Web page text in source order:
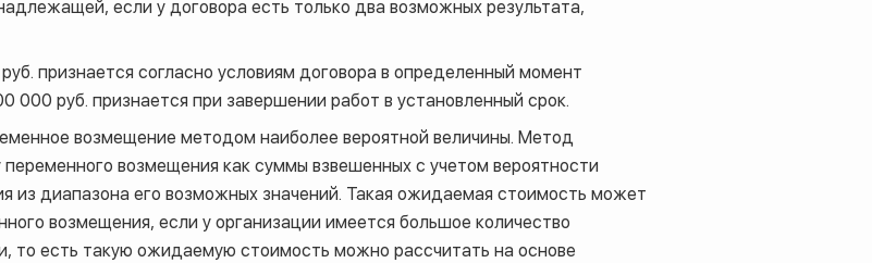
если у договора есть только два возможных результата,
признается согласно условиям договора в определенный момент
000 руб. признается при завершении работ в установленный срок.
возмещение методом наиболее вероятной величины. Метод
возмещения как суммы взвешенных с учетом вероятности
из диапазона его возможных значений. Такая ожидаемая стоимость может
возмещения, если у организации имеется большое количество
то есть такую ожидаемую стоимость можно рассчитать на основе